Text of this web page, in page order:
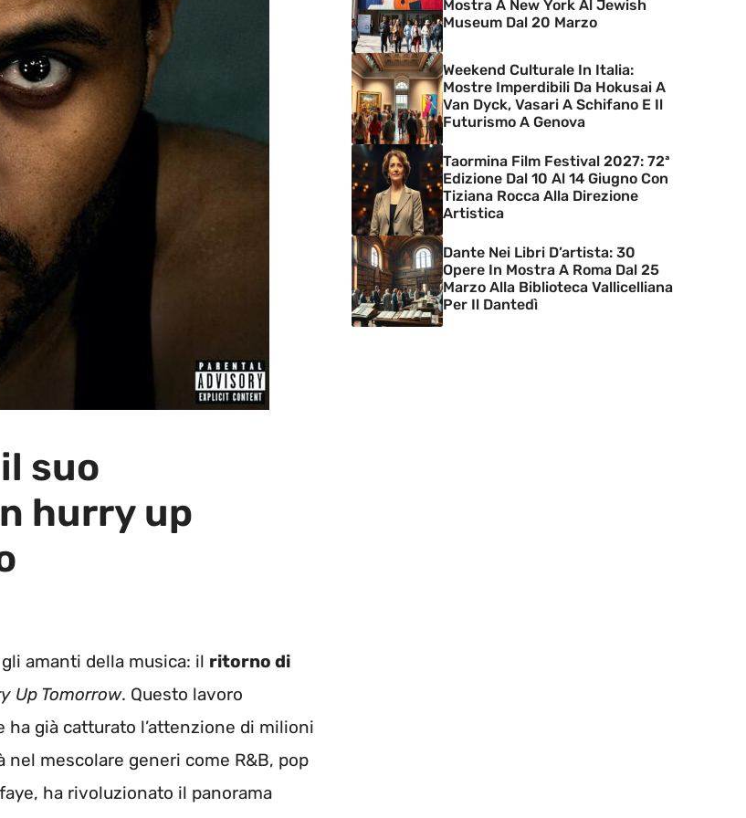
suo
hurry up
amanti della musica: il ritorno di
Up Tomorrow. Questo lavoro
già catturato l’attenzione di milioni
mescolare generi come R&B, pop
ha rivoluzionato il panorama
Mostra A New York Al Jewish
Museum Dal 20 Marzo
Weekend Culturale In Italia:
Mostre Imperdibili Da Hokusai A
Van Dyck, Vasari A Schifano E Il
Futurismo A Genova
Taormina Film Festival 2027: 72ª
Edizione Dal 10 Al 14 Giugno Con
Tiziana Rocca Alla Direzione
Artistica
Dante Nei Libri D’artista: 30
Opere In Mostra A Roma Dal 25
Marzo Alla Biblioteca Vallicelliana
Per Il Dantedì